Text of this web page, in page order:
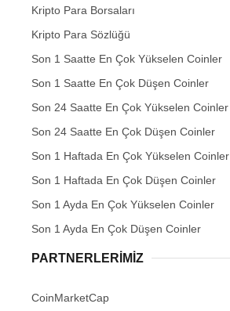
Kripto Para Borsaları
Kripto Para Sözlüğü
Son 1 Saatte En Çok Yükselen Coinler
Son 1 Saatte En Çok Düşen Coinler
Son 24 Saatte En Çok Yükselen Coinler
Son 24 Saatte En Çok Düşen Coinler
Son 1 Haftada En Çok Yükselen Coinler
Son 1 Haftada En Çok Düşen Coinler
Son 1 Ayda En Çok Yükselen Coinler
Son 1 Ayda En Çok Düşen Coinler
PARTNERLERIMIZ
CoinMarketCap